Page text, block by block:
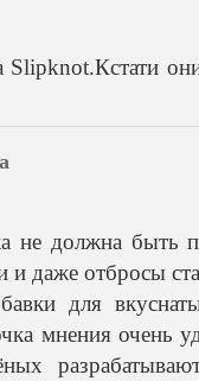
Slipknot.Кстати
не должна быть
и даже отбросы
для
мнения очень